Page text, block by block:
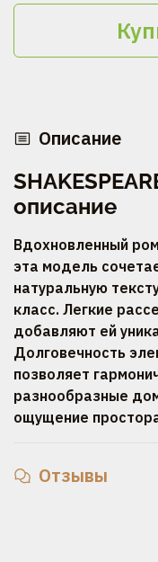
Описание
описание
Вдохновленный
эта модель
натуральную
класс. Легкие
добавляют ей
Долговечность
позволяет
разнообразные
ощущение
Отзывы